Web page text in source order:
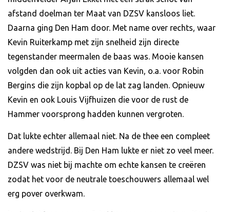
afstand doelman ter Maat van DZSV kansloos liet.
Daarna ging Den Ham door. Met name over rechts, waar
Kevin Ruiterkamp met zijn snelheid zijn directe
tegenstander meermalen de baas was. Mooie kansen
volgden dan ook uit acties van Kevin, o.a. voor Robin
Bergins die zijn kopbal op de lat zag landen. Opnieuw
Kevin en ook Louis Vijfhuizen die voor de rust de
Hammer voorsprong hadden kunnen vergroten.
Dat lukte echter allemaal niet. Na de thee een compleet
andere wedstrijd. Bij Den Ham lukte er niet zo veel meer.
DZSV was niet bij machte om echte kansen te creëren
zodat het voor de neutrale toeschouwers allemaal wel
erg pover overkwam.